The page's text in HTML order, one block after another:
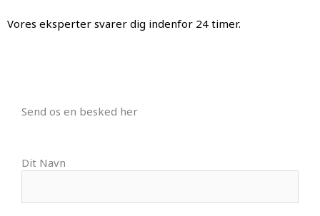
Vores eksperter svarer dig indenfor 24 timer.
Send os en besked her
Dit Navn